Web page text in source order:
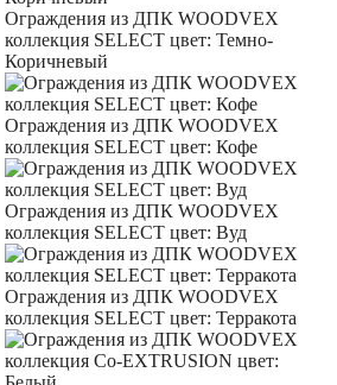
Ограждения из ДПК WOODVEX
коллекция SELECT цвет: Темно-
Коричневый
Ограждения из ДПК WOODVEX
коллекция SELECT цвет: Кофе
Ограждения из ДПК WOODVEX
коллекция SELECT цвет: Вуд
Ограждения из ДПК WOODVEX
коллекция SELECT цвет: Терракота